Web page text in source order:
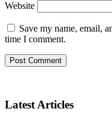
Website
Save my name, email,
time I comment.
Latest Articles